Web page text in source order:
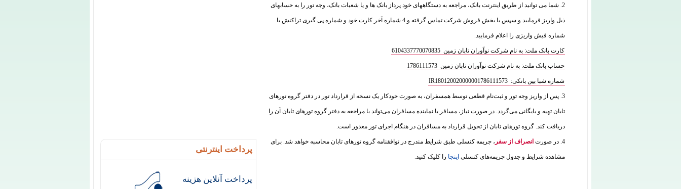
2. شما می توانید از طریق اینترنت بانک، مراجعه به دستگاههای خود پرداز بانک ها و یا شعبات بانک، وجه تور را به حسابهای
ذیل واریز فرمایید و سپس با بخش فروش شرکت تماس گرفته و 4 شماره آخر کارت خود و شماره پی گیری تراکنش یا
شماره فیش واریزی را اعلام فرمایید.
کارت بانک ملت: به نام شرکت نوآوران تابان زمین 6104337770070835
حساب بانک ملت: به نام شرکت نوآوران تابان زمین 1786111573
شماره شبا بین بانکی: IR180120020000001786111573
3. پس از واریز وجه تور و ثبت‌نام قطعی توسط همسفران، به‌ صورت خودکار یک نسخه از قرارداد تور در دفتر گروه تورهای
تابان تهیه و بایگانی می‌گردد. در صورت نیاز، مسافر یا نماینده مسافران می‌تواند با مراجعه به دفتر گروه تورهای تابان آن را
دریافت کند. گروه تورهای تابان از تحویل قرارداد به مسافران در هنگام اجرای تور معذور است.
4. در صورت انصراف از سفر ، جریمه کنسلی طبق شرایط مندرج در توافقنامه گروه تورهای تابان محاسبه خواهد شد. برای
مشاهده شرایط و جدول جریمه‌های کنسلی اینجا را کلیک کنید.
پرداخت اینترنتی
پرداخت آنلاین هزینه